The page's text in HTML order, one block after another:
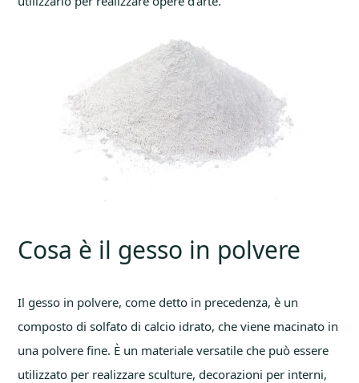
Cosa è il gesso in polvere
Il gesso in polvere, come detto in precedenza, è un
composto di solfato di calcio idrato, che viene macinato in
una polvere fine. È un materiale versatile che può essere
utilizzato per realizzare sculture, decorazioni per interni,